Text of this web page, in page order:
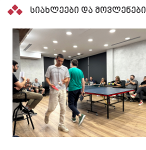
სიახლეები და მოვლენები